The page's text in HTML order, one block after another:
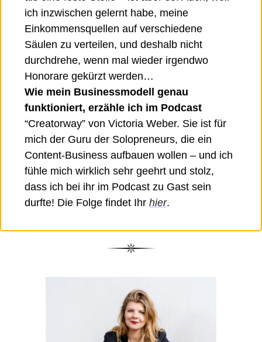
ich inzwischen gelernt habe, meine
Einkommensquellen auf verschiedene
Säulen zu verteilen, und deshalb nicht
durchdrehe, wenn mal wieder irgendwo
Honorare gekürzt werden…
Wie mein Businessmodell genau
“Creatorway” von Victoria Weber. Sie ist für
mich der Guru der Solopreneurs, die ein
Content-Business aufbauen wollen – und ich
fühle mich wirklich sehr geehrt und stolz,
dass ich bei ihr im Podcast zu Gast sein
durfte! Die Folge findet Ihr hier.